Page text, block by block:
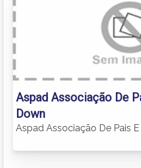
Aspad Associação De
Down
Aspad Associação De Pais